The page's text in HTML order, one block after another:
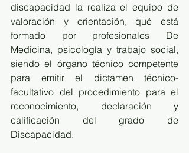
discapacidad la realiza el equipo de
valoración y orientación, qué está
formado por profesionales De
Medicina, psicología y trabajo social,
siendo el órgano técnico competente
para emitir el dictamen técnico-
facultativo del procedimiento para el
reconocimiento, declaración y
calificación del grado de
Discapacidad.